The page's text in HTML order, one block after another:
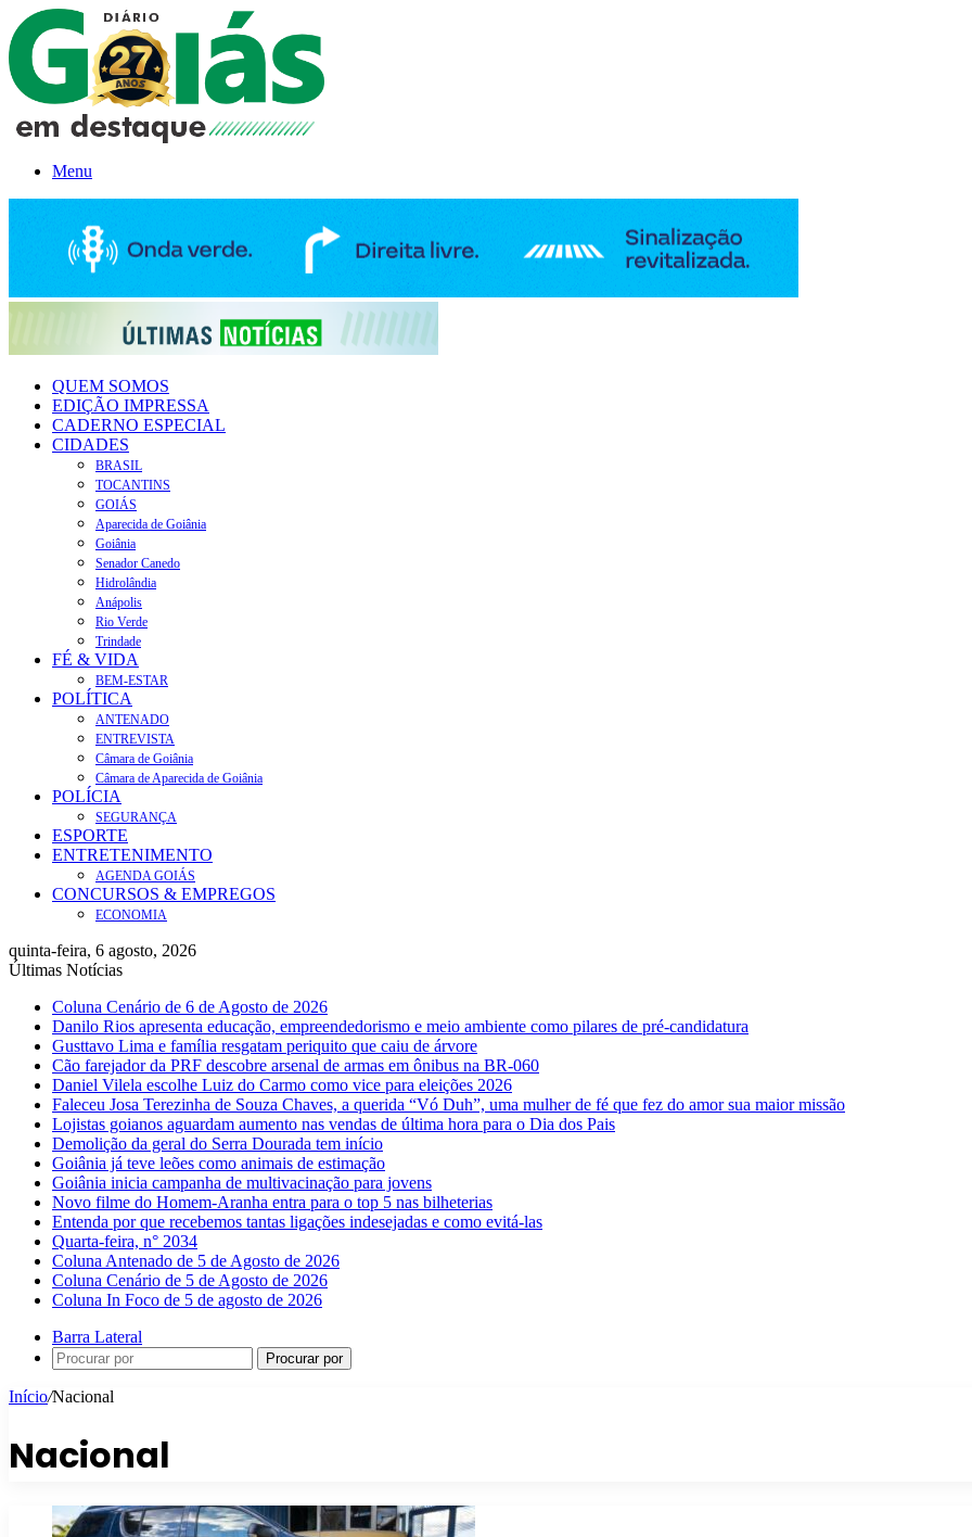
Menu
QUEM SOMOS
EDIÇÃO IMPRESSA
CADERNO ESPECIAL
CIDADES
BRASIL
TOCANTINS
GOIÁS
Aparecida de Goiânia
Goiânia
Senador Canedo
Hidrolândia
Anápolis
Rio Verde
Trindade
FÉ & VIDA
BEM-ESTAR
POLÍTICA
ANTENADO
ENTREVISTA
Câmara de Goiânia
Câmara de Aparecida de Goiânia
POLÍCIA
SEGURANÇA
ESPORTE
ENTRETENIMENTO
AGENDA GOIÁS
CONCURSOS & EMPREGOS
ECONOMIA
quinta-feira, 6 agosto, 2026
Últimas Notícias
Coluna Cenário de 6 de Agosto de 2026
Danilo Rios apresenta educação, empreendedorismo e meio ambiente como pilares de pré-candidatura
Gusttavo Lima e família resgatam periquito que caiu de árvore
Cão farejador da PRF descobre arsenal de armas em ônibus na BR-060
Daniel Vilela escolhe Luiz do Carmo como vice para eleições 2026
Faleceu Josa Terezinha de Souza Chaves, a querida “Vó Duh”, uma mulher de fé que fez do amor sua maior missão
Lojistas goianos aguardam aumento nas vendas de última hora para o Dia dos Pais
Demolição da geral do Serra Dourada tem início
Goiânia já teve leões como animais de estimação
Goiânia inicia campanha de multivacinação para jovens
Novo filme do Homem-Aranha entra para o top 5 nas bilheterias
Entenda por que recebemos tantas ligações indesejadas e como evitá-las
Quarta-feira, n° 2034
Coluna Antenado de 5 de Agosto de 2026
Coluna Cenário de 5 de Agosto de 2026
Coluna In Foco de 5 de agosto de 2026
Barra Lateral
Procurar por
Início/Nacional
Nacional